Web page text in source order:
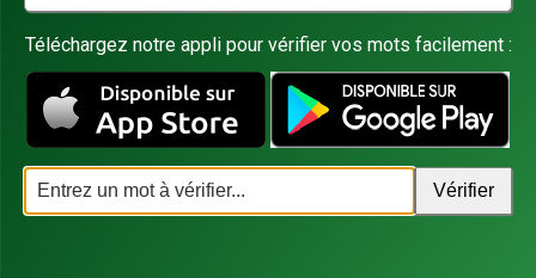
Téléchargez notre appli pour vérifier vos mots facilement :